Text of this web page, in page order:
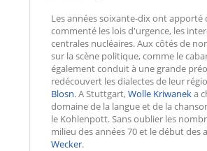
Les années soixante-dix ont
commenté les lois d'urgence, les
centrales nucléaires. Aux côtés de
sur la scène politique, comme le
également conduit à une grande
redécouvert les dialectes de leur
Blosn. A Stuttgart,Wolle Kriwaneka
domaine de la langue et de la
le Kohlenpott. Sans oublier les
milieu des années 70 et le début des
Wecker.